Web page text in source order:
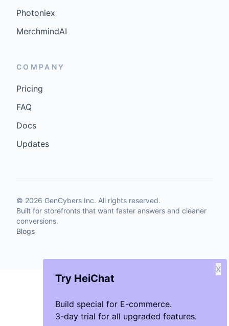
Try HeiChat
Build special for E-commerce.
3-day trial for all upgraded features.
X
Photoniex
MerchmindAI
COMPANY
Pricing
FAQ
Docs
Updates
© 2026 GenCybers Inc. All rights reserved.
Built for storefronts that want faster answers and cleaner
conversions.
Blogs